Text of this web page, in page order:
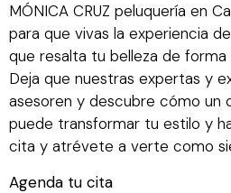
MÓNICA CRUZ peluquería en
para que vivas la experiencia
que resalta tu belleza de forma
Deja que nuestras expertas y
asesoren y descubre cómo un
puede transformar tu estilo y
cita y atrévete a verte como
Agenda tu cita